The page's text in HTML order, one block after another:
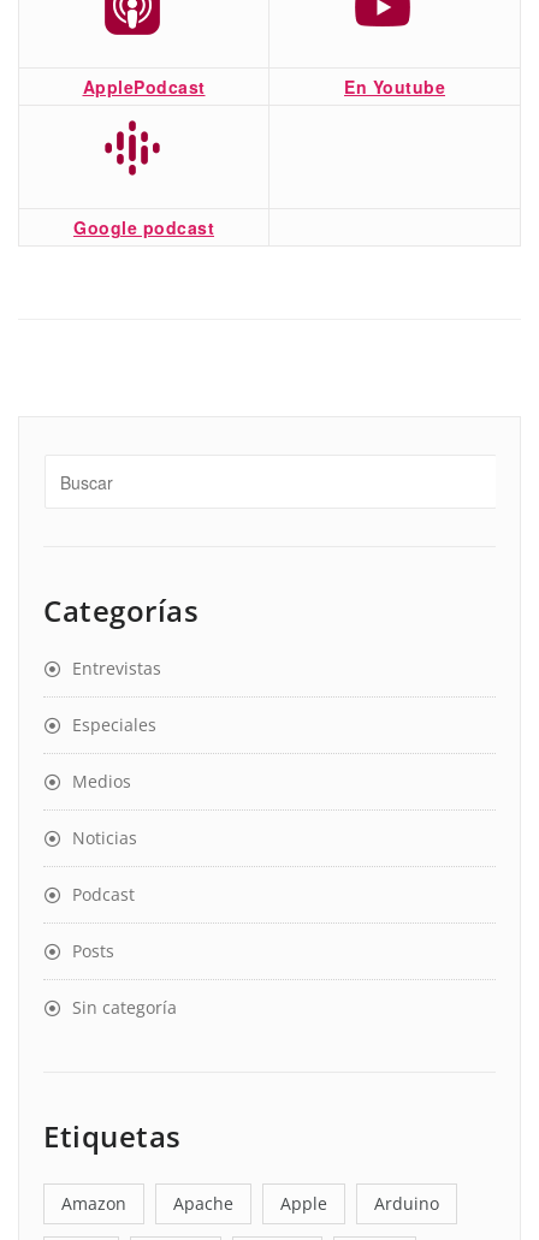
ApplePodcast En Youtube
Google podcast
Categorías
Entrevistas
Especiales
Medios
Noticias
Podcast
Posts
Sin categoría
Etiquetas
Amazon Apache Apple Arduino